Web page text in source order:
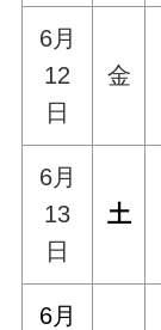
6月
12
日
金
6月
13
日
土
6月